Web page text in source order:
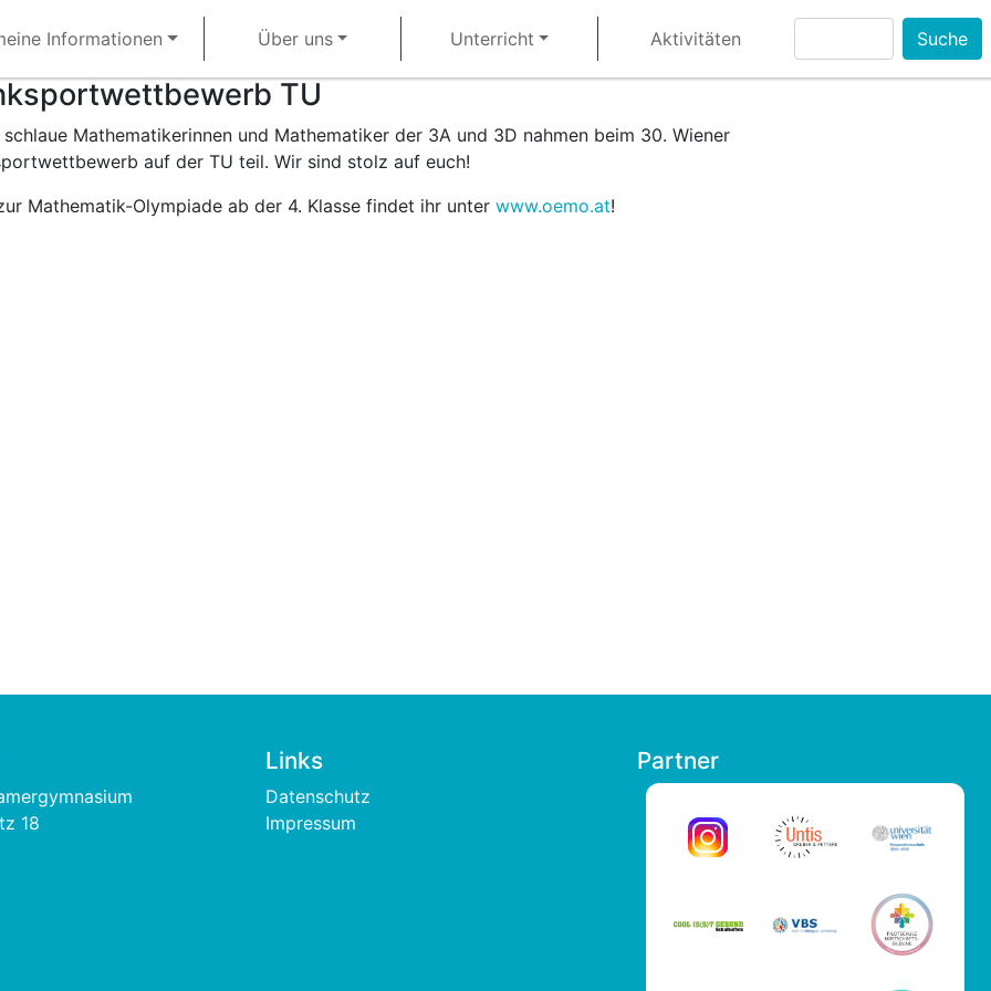
Informationen Über uns Unterricht Aktivitäten
TU
schlaue Mathematikerinnen und Mathematiker der 3A und 3D nahmen beim 30. Wiener
auf der TU teil. Wir sind stolz auf euch!
Mathematik-Olympiade ab der 4. Klasse findet ihr unter www.oemo.at!
18
Links
Footer
Datenschutz
Impressum
Partner